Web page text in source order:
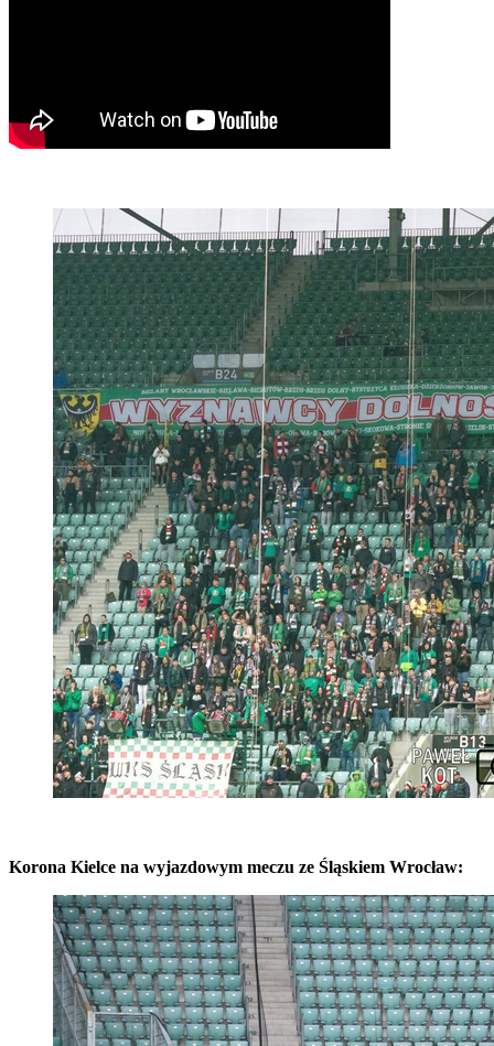
Korona Kielce na wyjazdowym meczu ze Śląskiem Wrocław: